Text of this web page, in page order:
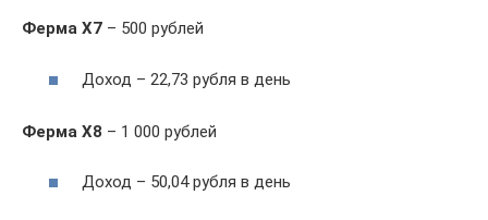
Ферма Х7 – 500 рублей
Доход – 22,73 рубля в день
Ферма Х8 – 1 000 рублей
Доход – 50,04 рубля в день